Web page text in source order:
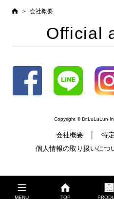
MENU TOP
会社概要
Official
Copyright © Dr.LuLuLun
会社概要
特
個人情報の取り扱いにつ